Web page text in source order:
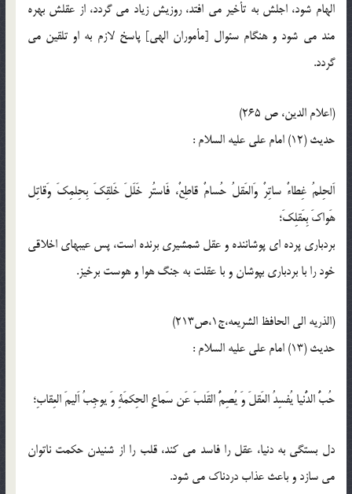
الهام شود، اجلش به تأخير مى افتد، روزيش زياد مى گردد، از عقلش بهره
مند مى شود و هنگام سئوال [مأموران الهى] پاسخ لازم به او تلقين مى
گردد.
(اعلام الدين، ص 265)
حدیث (12) امام على عليه السلام :
اَلحِلمُ غِطاءٌ ساتِرٌ وَالعَقلُ حُسامٌ قاطِعٌ، فَاستُر خَلَلَ خَلقِكَ بِحِلمِكَ وَقاتِل
هَواكَ بِعَقلِكَ؛
بردبارى پرده اى پوشاننده و عقل شمشيرى برنده است، پس عيبهاى اخلاقى
خود را با بردبارى بپوشان و با عقلت به جنگ هوا و هوست برخيز.
(الذریه الی الحافظ الشریعه،ج1،ص213)
حدیث (13) امام على عليه السلام :
حُبُّ الدُّنيا يُفسِدُ العَقلَ وَ يُصِمُّ القَلبَ عَن سَماعِ الحِكمَةِ وَ يوجِبُ اَليمَ العِقابِ؛
دل بستگى به دنيا، عقل را فاسد مى كند، قلب را از شنيدن حكمت ناتوان
مى سازد و باعث عذاب دردناك مى شود.